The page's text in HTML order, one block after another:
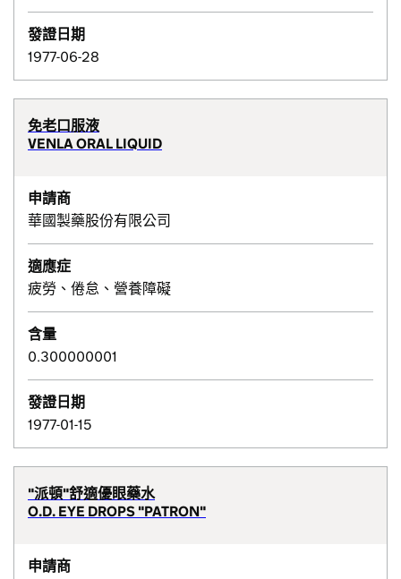
發證日期
1977-06-28
免老口服液
VENLA ORAL LIQUID
申請商
華國製藥股份有限公司
適應症
疲勞、倦怠、營養障礙
含量
0.300000001
發證日期
1977-01-15
"派頓"舒適優眼藥水
O.D. EYE DROPS "PATRON"
申請商